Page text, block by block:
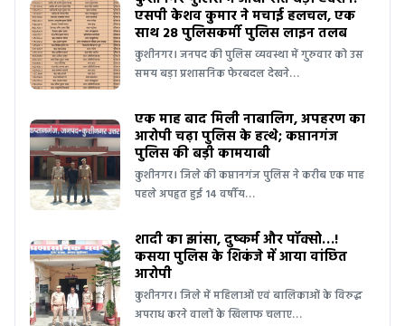
एसपी केशव कुमार ने मचाई हलचल, एक
साथ 28 पुलिसकर्मी पुलिस लाइन तलब
कुशीनगर। जनपद की पुलिस व्यवस्था में गुरुवार को उस
समय बड़ा प्रशासनिक फेरबदल देखने…
एक माह बाद मिली नाबालिग, अपहरण का
आरोपी चढ़ा पुलिस के हत्थे; कप्तानगंज
पुलिस की बड़ी कामयाबी
कुशीनगर। जिले की कप्तानगंज पुलिस ने करीब एक माह
पहले अपहृत हुई 14 वर्षीय…
शादी का झांसा, दुष्कर्म और पॉक्सो…!
कसया पुलिस के शिकंजे में आया वांछित
आरोपी
कुशीनगर। जिले में महिलाओं एवं बालिकाओं के विरुद्ध
अपराध करने वालों के खिलाफ चलाए…